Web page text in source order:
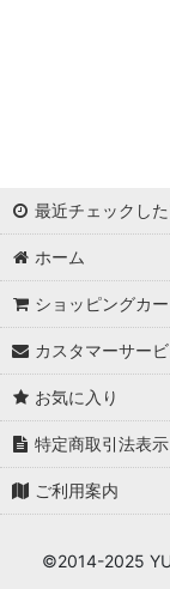
AN
みみ
華
杉山佳那惠
真優川咲
最近チェックし
ホーム
ショッピングカー
カスタマーサー
お気に入り
特定商取引法表示
ご利用案内
©2014-2025